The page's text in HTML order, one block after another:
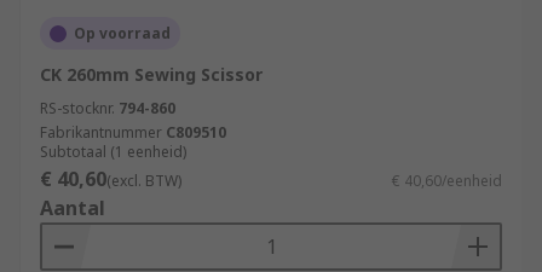
Op voorraad
CK 260mm Sewing Scissor
RS-stocknr. 794-860
Fabrikantnummer C809510
Subtotaal (1 eenheid)
€ 40,60(excl. BTW) € 40,60/eenheid
Aantal